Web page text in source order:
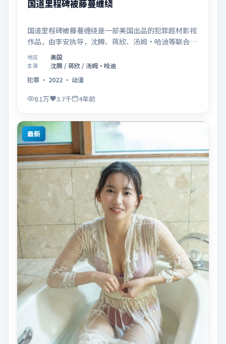
国道里程碑被藤蔓缠绕
国道里程碑被藤蔓缠绕是一部美国出品的犯罪题材影视
作品，由李安执导，沈腾、蒋欣、汤姆·哈迪等联合主
演，于2022年07月22日在院线首映。影片围绕「小人
物与大历史的交错」展开叙事，镜头语言克制而富有张
化了类型片的观感体验，亦留有可供解读的细节空间，
适合关注现实主义叙事与人物关系的观众观看与收藏。
地区 美国
主演
沈腾 / 蒋欣 / 汤姆·哈迪
犯罪 · 2022 · 动漫
8.1万 3.7千 4年前
最新